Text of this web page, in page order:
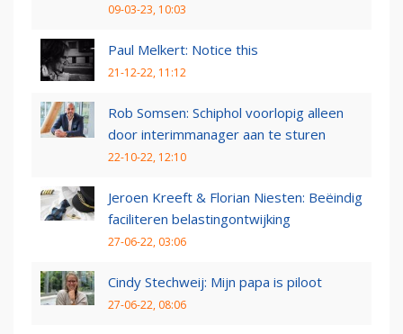
09-03-23, 10:03
Paul Melkert: Notice this
21-12-22, 11:12
Rob Somsen: Schiphol voorlopig alleen
door interimmanager aan te sturen
22-10-22, 12:10
Jeroen Kreeft & Florian Niesten: Beëindig
faciliteren belastingontwijking
27-06-22, 03:06
Cindy Stechweij: Mijn papa is piloot
27-06-22, 08:06